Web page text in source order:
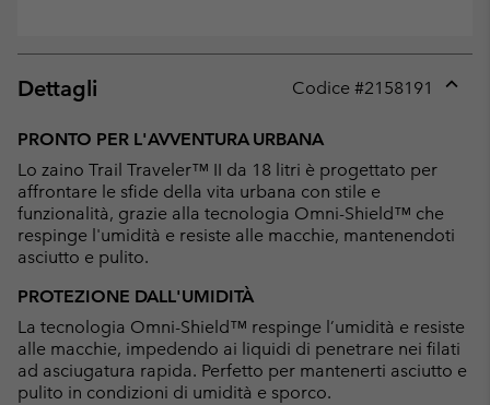
Dettagli Codice #2158191
PRONTO PER L'AVVENTURA URBANA
Lo zaino Trail Traveler™ II da 18 litri è progettato per
affrontare le sfide della vita urbana con stile e
funzionalità, grazie alla tecnologia Omni-Shield™ che
respinge l'umidità e resiste alle macchie, mantenendoti
asciutto e pulito.
PROTEZIONE DALL'UMIDITÀ
La tecnologia Omni-Shield™ respinge l’umidità e resiste
alle macchie, impedendo ai liquidi di penetrare nei filati
ad asciugatura rapida. Perfetto per mantenerti asciutto e
pulito in condizioni di umidità e sporco.